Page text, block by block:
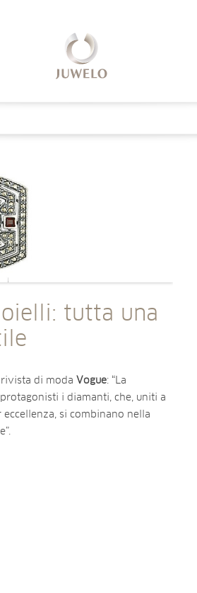
tutta una
di moda Vogue: “La
i diamanti, che, uniti a
si combinano nella